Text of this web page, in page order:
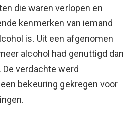
die waren verlopen en
kenmerken van iemand
is. Uit een afgenomen
alcohol had genuttigd dan
verdachte werd
bekeuring gekregen voor